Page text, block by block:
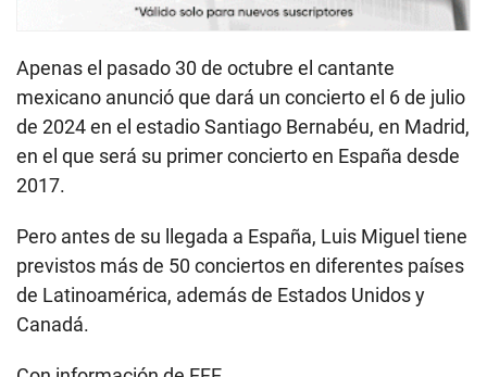
Apenas el pasado 30 de octubre el cantante
mexicano anunció que dará un concierto el 6 de julio
de 2024 en el estadio Santiago Bernabéu, en Madrid,
en el que será su primer concierto en España desde
2017.
Pero antes de su llegada a España, Luis Miguel tiene
previstos más de 50 conciertos en diferentes países
de Latinoamérica, además de Estados Unidos y
Canadá.